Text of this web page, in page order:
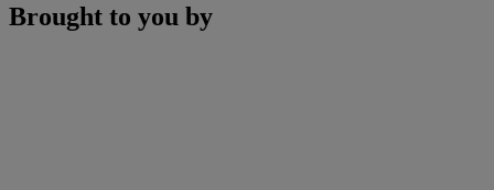
Brought to you by